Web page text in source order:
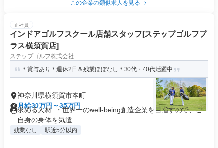
この企業の類似求人を見る
正社員
インドアゴルフスクール店舗スタッフ[ステップゴルフプ
ラス横須賀店]
ステップゴルフ株式会社
＊賞与あり＊週休2日＆残業ほぼなし＊30代・40代活躍中
神奈川県横須賀市本町
月給30万円～35万円
求める人材: ・世界一のwell-being創造企業を目指すので、ご
自身の身体を気遣...
残業なし 駅近5分以内